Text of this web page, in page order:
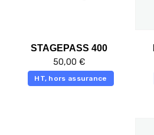
STAGEPASS 400
50,00 €
HT, hors assurance